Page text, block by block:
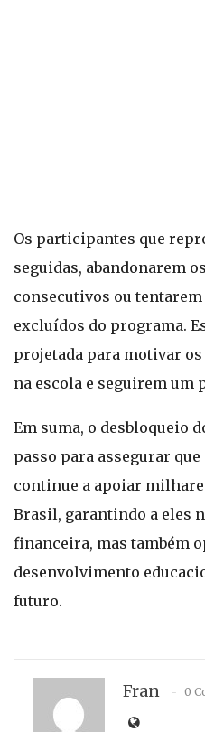
Os participantes que
seguidas, abandonarem
consecutivos ou
excluídos do programa.
projetada para motivar
na escola e seguirem um
Em suma, o desbloqueio
passo para assegurar
continue a apoiar
Brasil, garantindo a eles
financeira, mas também
desenvolvimento
futuro.
Fran 0